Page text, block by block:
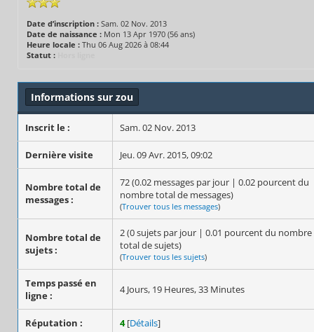
Date d’inscription : Sam. 02 Nov. 2013
Date de naissance : Mon 13 Apr 1970 (56 ans)
Heure locale : Thu 06 Aug 2026 à 08:44
Statut :
Informations sur zou
Inscrit le : Sam. 02 Nov. 2013
Dernière visite Jeu. 09 Avr. 2015, 09:02
Nombre total de
messages :
72 (0.02 messages par jour | 0.02 pourcent du
nombre total de messages)
(Trouver tous les messages)
Nombre total de
sujets :
2 (0 sujets par jour | 0.01 pourcent du nombre
total de sujets)
(Trouver tous les sujets)
Temps passé en
ligne :
4 Jours, 19 Heures, 33 Minutes
Réputation : 4 [Détails]